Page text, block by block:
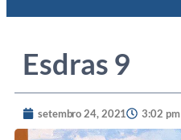
Esdras 9
setembro 24, 2021 3:02 pm